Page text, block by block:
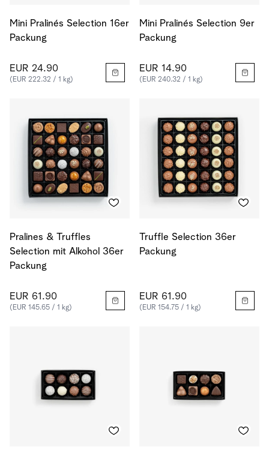
Mini Pralinés Selection 16er
Packung
EUR 24.90
(EUR 222.32 / 1 kg)
Mini Pralinés Selection 9er
Packung
EUR 14.90
(EUR 240.32 / 1 kg)
Pralines & Truffles
Selection mit Alkohol 36er
Packung
EUR 61.90
(EUR 145.65 / 1 kg)
Truffle Selection 36er
Packung
EUR 61.90
(EUR 154.75 / 1 kg)